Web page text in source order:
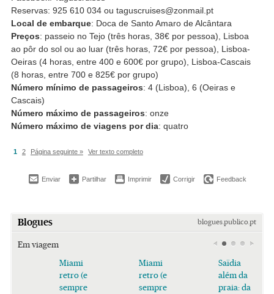
Reservas: 925 610 034 ou taguscruises@zonmail.pt
Local de embarque: Doca de Santo Amaro de Alcântara
Preços: passeio no Tejo (três horas, 38€ por pessoa), Lisboa
ao pôr do sol ou ao luar (três horas, 72€ por pessoa), Lisboa-
Oeiras (4 horas, entre 400 e 600€ por grupo), Lisboa-Cascais
(8 horas, entre 700 e 825€ por grupo)
Número mínimo de passageiros: 4 (Lisboa), 6 (Oeiras e
Cascais)
Número máximo de passageiros: onze
Número máximo de viagens por dia: quatro
1 2 Página seguinte » Ver texto completo
Enviar Partilhar Imprimir Corrigir Feedback
Blogues blogues.publico.pt
Em viagem
Miami
retro (e
sempre
Miami
retro (e
sempre
Saïdia
além da
praia: da